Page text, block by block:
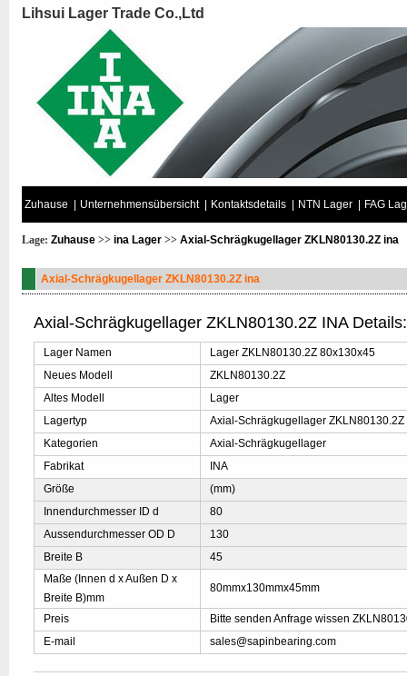
Lihsui Lager Trade Co.,Ltd
Zuhause Unternehmensübersicht Kontaktsdetails NTN Lager FAG
Lage: Zuhause >> ina Lager >> Axial-Schrägkugellager ZKLN80130.2Z ina
Axial-Schrägkugellager ZKLN80130.2Z ina
Axial-Schrägkugellager ZKLN80130.2Z INA Details:
Lager Namen
Lager ZKLN80130.2Z 80x130x45
Neues Modell
ZKLN80130.2Z
Altes Modell
Lager
Lagertyp
Axial-Schrägkugellager ZKLN80130.2Z
Kategorien
Axial-Schrägkugellager
Fabrikat
INA
Größe
(mm)
Innendurchmesser ID d
80
Aussendurchmesser OD D
130
Breite B
45
Maße (Innen d x Außen D x
Breite B)mm
80mmx130mmx45mm
Preis
Bitte senden Anfrage wissen
E-mail
sales@sapinbearing.com